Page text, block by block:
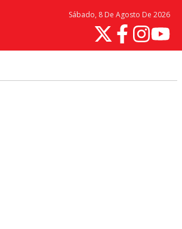
Sábado, 8 De Agosto De 2026